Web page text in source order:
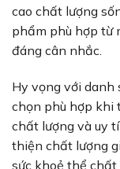
cao chất lượng
phẩm phù hợp từ
đáng cân nhắc.
Hy vọng với danh
chọn phù hợp khi
chất lượng và uy
thiện chất lượng
sức khoẻ thể